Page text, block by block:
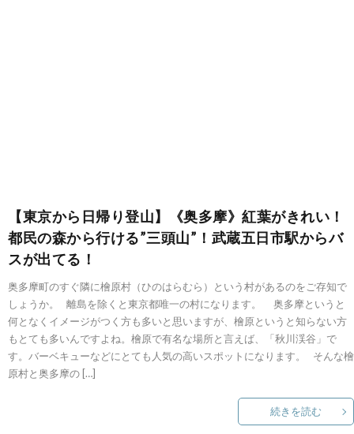
【東京から日帰り登山】《奥多摩》紅葉がきれい！
都民の森から行ける”三頭山”！武蔵五日市駅からバ
スが出てる！
奥多摩町のすぐ隣に檜原村（ひのはらむら）という村があるのをご存知で
しょうか。 離島を除くと東京都唯一の村になります。 奥多摩というと
何となくイメージがつく方も多いと思いますが、檜原というと知らない方
もとても多いんですよね。檜原で有名な場所と言えば、「秋川渓谷」で
す。バーベキューなどにとても人気の高いスポットになります。 そんな檜
原村と奥多摩の […]
続きを読む